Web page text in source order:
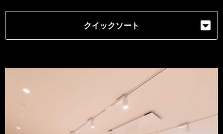
クイックソート